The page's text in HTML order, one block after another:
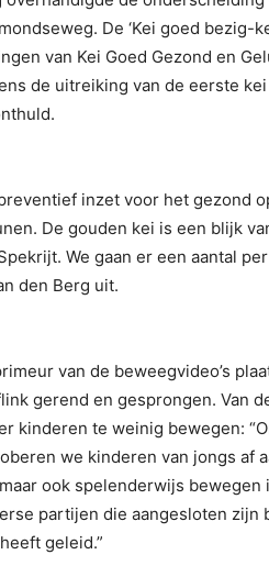
De ‘Kei goed
van Kei Goed Gezond en
de uitreiking van de eerste
inzet voor het gezond
De gouden kei is een blijk
We gaan er een aantal
den Berg uit.
van de beweegvideo’s
gerend en gesprongen. Van
kinderen te weinig bewegen:
we kinderen van jongs af
ook spelenderwijs
partijen die aangesloten zijn
geleid.”